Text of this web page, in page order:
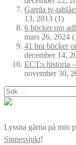
Gamla tv-
13, 2013 (1)
6 böcker om
mars 26, 2024
41 bra böcker
december 14,
ECT:s historia
november 30,
Sök
efter:
Lyssna gärna på min
Sinnessjukt!